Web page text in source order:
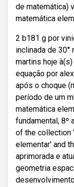
de matemática)
matemática
2 b181 g por
inclinada de
martins hoje
equação por
após o choque
período de um
matemática
fundamental, 8º
of the collection
elementar' and
aprimorada e
geometria